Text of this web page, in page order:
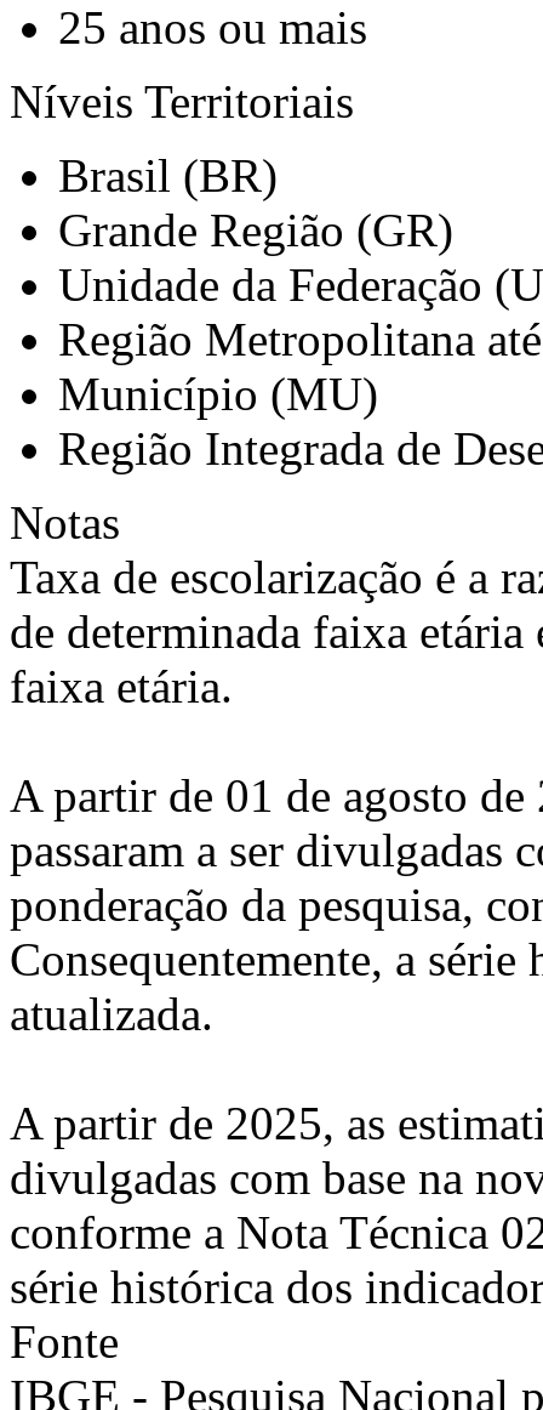
25 anos ou mais
Níveis Territoriais
Brasil (BR)
Grande Região (GR)
Unidade da Federação
Região Metropolitana
Município (MU)
Região Integrada de
Notas
Taxa de escolarização é a
de determinada faixa etária
faixa etária.
A partir de 01 de agosto de
passaram a ser divulgadas
ponderação da pesquisa,
Consequentemente, a
atualizada.
A partir de 2025, as
divulgadas com base na
conforme a Nota Técnica
série histórica dos
Fonte
IBGE - Pesquisa Nacional